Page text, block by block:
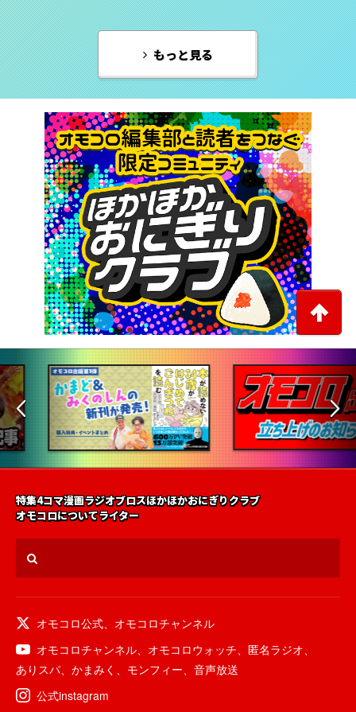
もっと見る
特集4コマ漫画ラジオブロスほかほかおにぎりクラブ
オモコロについてライター
オモコロ公式
オモコロチャンネル
オモコロチャンネル
オモコロウォッチ 匿名ラジオ
ありスパ
かまみく モンフィー
音声放送
公式instagram